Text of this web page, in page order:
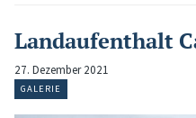
Landaufenthalt
27. Dezember 2021
GALERIE